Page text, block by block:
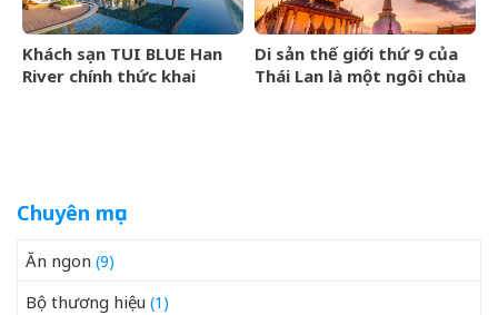
Khách sạn TUI BLUE Han
River chính thức khai
Di sản thế giới thứ 9 của
Thái Lan là một ngôi chùa
Chuyên mục
Ăn ngon (9)
Bộ thương hiệu (1)